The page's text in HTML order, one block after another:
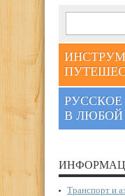
В ЛЮБОЙ
Транспорт и